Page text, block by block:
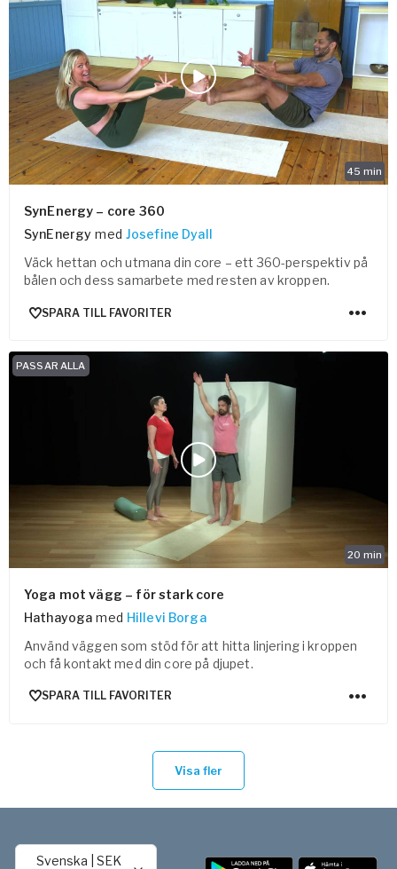
45 min
SynEnergy – core 360
SynEnergy med Josefine Dyall
Väck hettan och utmana din core – ett 360-perspektiv på
bålen och dess samarbete med resten av kroppen.
SPARA TILL FAVORITER
20 min
PASSAR ALLA
Yoga mot vägg – för stark core
Hathayoga med Hillevi Borga
Använd väggen som stöd för att hitta linjering i kroppen
och få kontakt med din core på djupet.
SPARA TILL FAVORITER
Visa fler
Svenska |SEK